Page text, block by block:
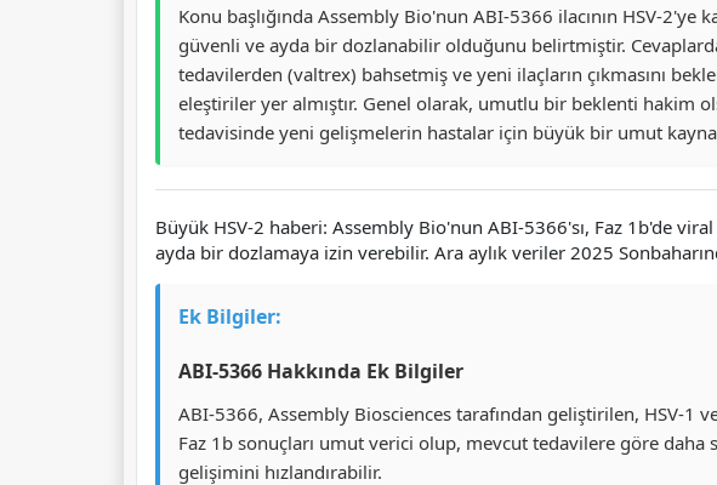
Konu başlığında Assembly Bio'nun ABI-5366 ilacının HSV-2'ye
güvenli ve ayda bir dozlanabilir olduğunu belirtmiştir.
tedavilerden (valtrex) bahsetmiş ve yeni ilaçların çıkmasını
eleştiriler yer almıştır. Genel olarak, umutlu bir beklenti hakim
tedavisinde yeni gelişmelerin hastalar için büyük bir umut
Büyük HSV-2 haberi: Assembly Bio'nun ABI-5366'sı, Faz 1b'de
ayda bir dozlamaya izin verebilir. Ara aylık veriler 2025
Ek Bilgiler:
ABI-5366 Hakkında Ek Bilgiler
ABI-5366, Assembly Biosciences tarafından geliştirilen, HSV-
Faz 1b sonuçları umut verici olup, mevcut tedavilere göre daha
gelişimini hızlandırabilir.